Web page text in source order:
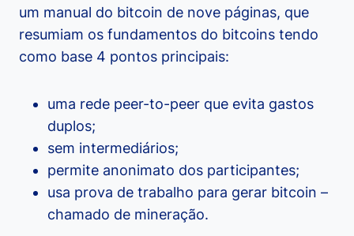
um manual do bitcoin de nove páginas, que
resumiam os fundamentos do bitcoins tendo
como base 4 pontos principais:
uma rede peer-to-peer que evita gastos
duplos;
sem intermediários;
permite anonimato dos participantes;
usa prova de trabalho para gerar bitcoin –
chamado de mineração.